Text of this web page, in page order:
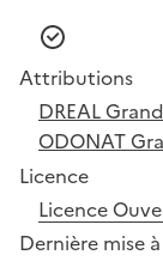
Attributions
DREAL
ODONAT
Licence
Licence
Dernière mise